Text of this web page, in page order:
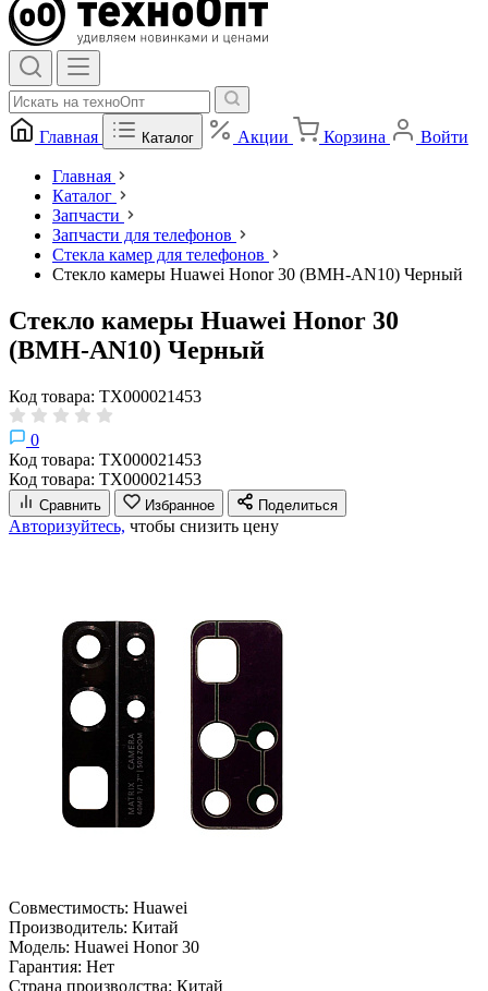
Главная Каталог Акции Корзина Войти
Главная
Каталог
Запчасти
Запчасти для телефонов
Стекла камер для телефонов
Стекло камеры Huawei Honor 30 (BMH-AN10) Черный
Стекло камеры Huawei Honor 30
(BMH-AN10) Черный
Код товара: ТХ000021453
0
Код товара: ТХ000021453
Код товара: ТХ000021453
Сравнить Избранное Поделиться
Авторизуйтесь, чтобы снизить цену
Совместимость: Huawei
Производитель: Китай
Модель: Huawei Honor 30
Гарантия: Нет
Страна производства: Китай